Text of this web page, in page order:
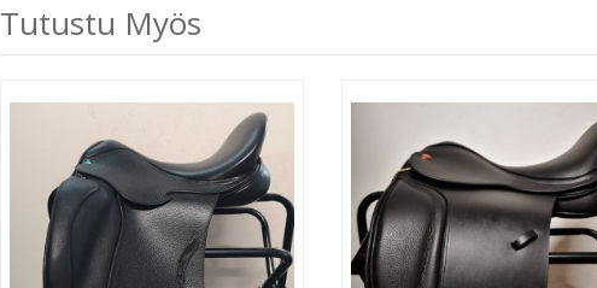
Tutustu Myös